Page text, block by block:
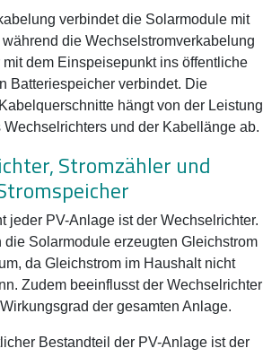
verbindet die Solarmodule mit
die Wechselstromverkabelung
dem Einspeisepunkt ins öffentliche
Batteriespeicher verbindet. Die
hängt von der Leistung
und der Kabellänge ab.
Stromzähler und
jeder PV-Anlage ist der Wechselrichter.
die Solarmodule erzeugten Gleichstrom
da Gleichstrom im Haushalt nicht
Zudem beeinflusst der Wechselrichter
der gesamten Anlage.
Bestandteil der PV-Anlage ist der